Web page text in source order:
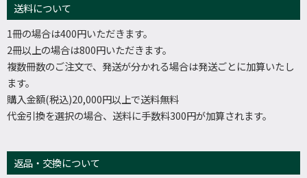
送料について
1冊の場合は400円いただきます。
2冊以上の場合は800円いただきます。
複数冊数のご注文で、発送が分かれる場合は発送ごとに加算いたし
ます。
購入金額(税込)20,000円以上で送料無料
代金引換を選択の場合、送料に手数料300円が加算されます。
返品・交換について